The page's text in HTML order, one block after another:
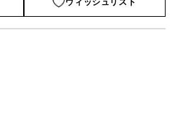
ウィッシュリスト